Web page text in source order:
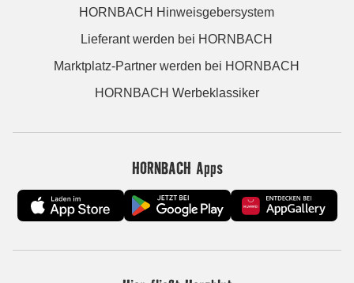
HORNBACH Hinweisgebersystem
Lieferant werden bei HORNBACH
Marktplatz-Partner werden bei HORNBACH
HORNBACH Werbeklassiker
HORNBACH Apps